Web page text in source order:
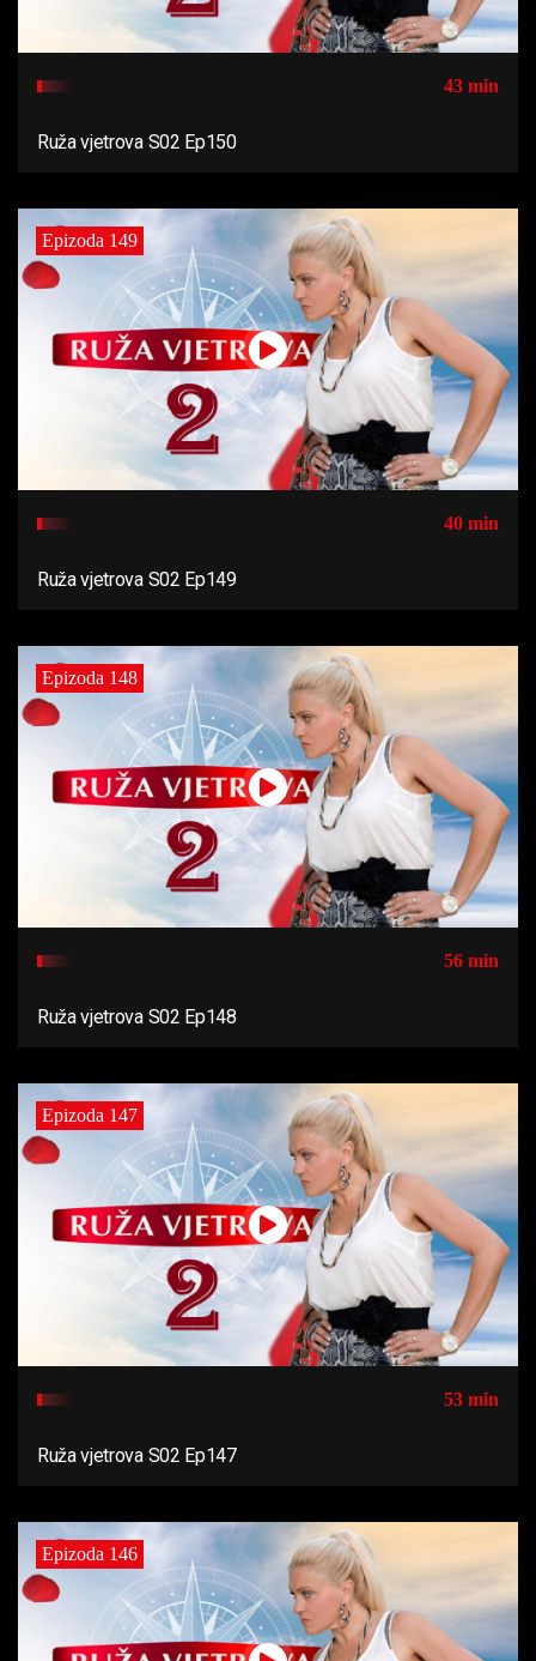
43 min
Ruža vjetrova S02 Ep150
Epizoda 149
40 min
Ruža vjetrova S02 Ep149
Epizoda 148
56 min
Ruža vjetrova S02 Ep148
Epizoda 147
53 min
Ruža vjetrova S02 Ep147
Epizoda 146